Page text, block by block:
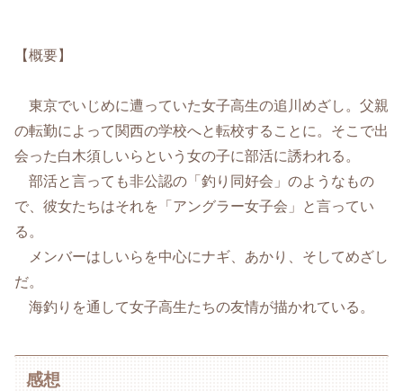
【概要】
東京でいじめに遭っていた女子高生の追川めざし。父親
の転勤によって関西の学校へと転校することに。そこで出
会った白木須しいらという女の子に部活に誘われる。
部活と言っても非公認の「釣り同好会」のようなもの
で、彼女たちはそれを「アングラー女子会」と言ってい
る。
メンバーはしいらを中心にナギ、あかり、そしてめざし
だ。
海釣りを通して女子高生たちの友情が描かれている。
感想